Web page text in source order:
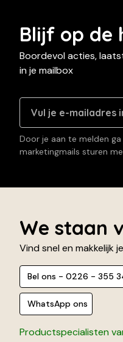
Blijf op de
Boordevol acties,
in je mailbox
Door je aan te melden
marketingmails sturen
We staan
Vind snel en makkelijk
Bel ons - 0226 - 355
WhatsApp ons
Productspecialisten